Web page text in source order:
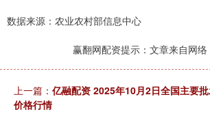
数据来源：农业农村部信息中心
赢翻网配资提示：文章来自网络
上一篇： 亿融配资 2025年10月2日全国主要
价格行情